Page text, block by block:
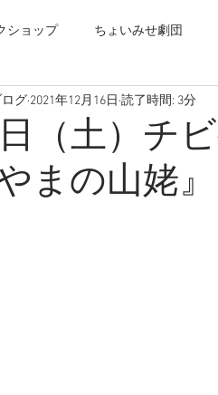
ショップ ちょいみせ劇団
場公演 稽古場ブログ
（土）チ
まの山姥』
グ 2021年12月16日 読了時間: 3分